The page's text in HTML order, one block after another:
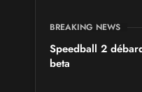
BREAKING NEWS
Speedball 2
beta